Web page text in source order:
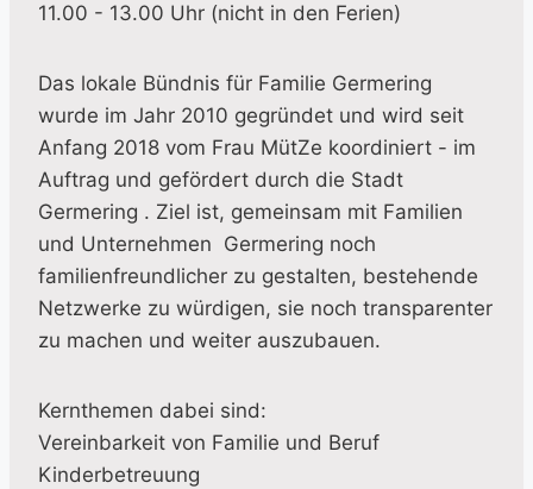
11.00 - 13.00 Uhr (nicht in den Ferien)
Das lokale Bündnis für Familie Germering
wurde im Jahr 2010 gegründet und wird seit
Anfang 2018 vom Frau MütZe koordiniert - im
Auftrag und gefördert durch die Stadt
Germering . Ziel ist, gemeinsam mit Familien
und Unternehmen Germering noch
familienfreundlicher zu gestalten, bestehende
Netzwerke zu würdigen, sie noch transparenter
zu machen und weiter auszubauen.
Kernthemen dabei sind:
Vereinbarkeit von Familie und Beruf
Kinderbetreuung